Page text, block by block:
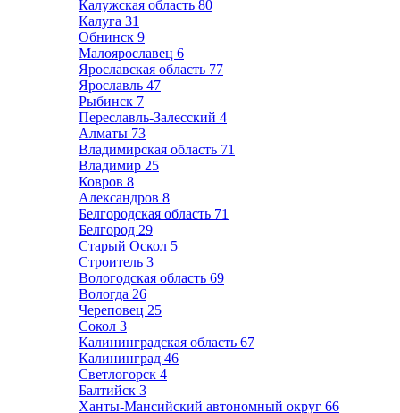
Калужская область 80
Калуга 31
Обнинск 9
Малоярославец 6
Ярославская область 77
Ярославль 47
Рыбинск 7
Переславль-Залесский 4
Алматы 73
Владимирская область 71
Владимир 25
Ковров 8
Александров 8
Белгородская область 71
Белгород 29
Старый Оскол 5
Строитель 3
Вологодская область 69
Вологда 26
Череповец 25
Сокол 3
Калининградская область 67
Калининград 46
Светлогорск 4
Балтийск 3
Ханты-Мансийский автономный округ 66